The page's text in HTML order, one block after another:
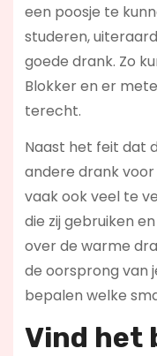
een poosje te
studeren,
goede drank. Zo
Blokker en er
terecht.
Naast het feit dat
andere drank
vaak ook veel te
die zij gebruiken
over de warme
de oorsprong van
bepalen welke
Vind het